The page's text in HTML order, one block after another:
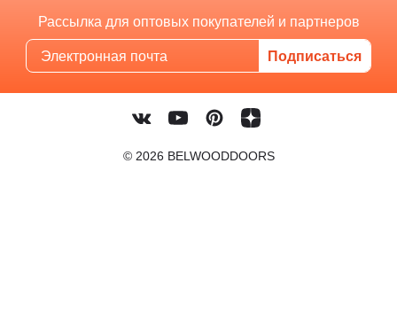
Рассылка для оптовых покупателей и партнеров
© 2026 BELWOODDOORS